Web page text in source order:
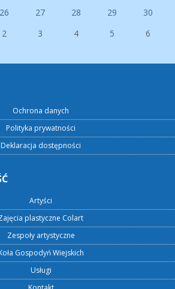
26 27 28 29
30
2 3 4 5 6
Ochrona danych
Polityka prywatności
Deklaracja dostępności
Artyści
plastyczne Colart
Zespoły artystyczne
Gospodyń Wiejskich
Usługi